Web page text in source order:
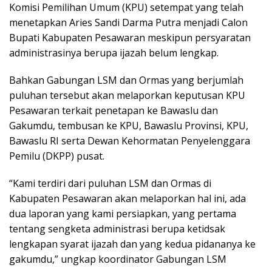
Komisi Pemilihan Umum (KPU) setempat yang telah
menetapkan Aries Sandi Darma Putra menjadi Calon
Bupati Kabupaten Pesawaran meskipun persyaratan
administrasinya berupa ijazah belum lengkap.
Bahkan Gabungan LSM dan Ormas yang berjumlah
puluhan tersebut akan melaporkan keputusan KPU
Pesawaran terkait penetapan ke Bawaslu dan
Gakumdu, tembusan ke KPU, Bawaslu Provinsi, KPU,
Bawaslu RI serta Dewan Kehormatan Penyelenggara
Pemilu (DKPP) pusat.
“Kami terdiri dari puluhan LSM dan Ormas di
Kabupaten Pesawaran akan melaporkan hal ini, ada
dua laporan yang kami persiapkan, yang pertama
tentang sengketa administrasi berupa ketidsak
lengkapan syarat ijazah dan yang kedua pidananya ke
gakumdu,” ungkap koordinator Gabungan LSM